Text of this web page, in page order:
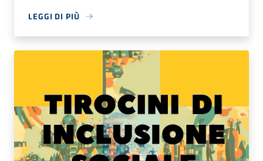
LEGGI DI PIÙ